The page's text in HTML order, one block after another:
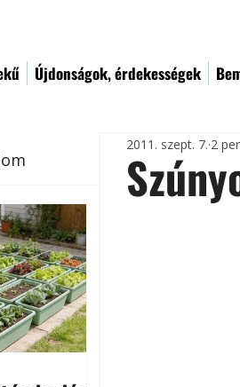
Újdonságok, érdekességek
2011. szept. 7. 2